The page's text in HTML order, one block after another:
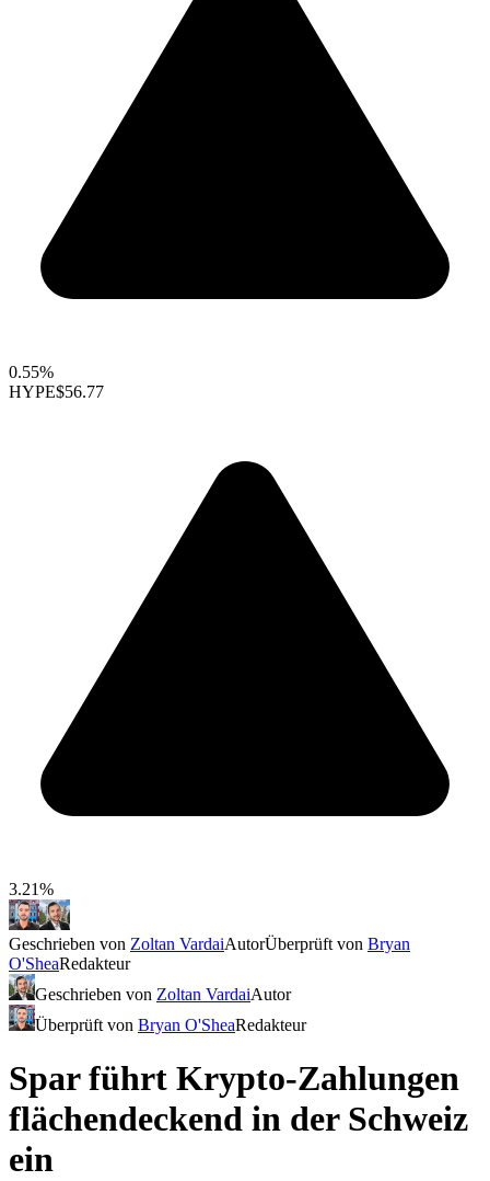
0.55%
HYPE$56.77
3.21%
Geschrieben von Zoltan VardaiAutorÜberprüft von Bryan
O'SheaRedakteur
Geschrieben von Zoltan VardaiAutor
Überprüft von Bryan O'SheaRedakteur
Spar führt Krypto-Zahlungen
flächendeckend in der Schweiz
ein